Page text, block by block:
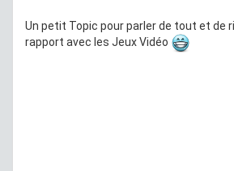
Un petit Topic pour parler de tout et de
rapport avec les Jeux Vidéo